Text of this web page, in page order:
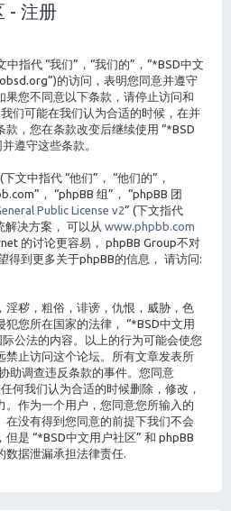
- 注册
中指代 “我们”，“我们的”，“*BSD中文
的访问，表明您同意并遵守
果您不同意以下条款，请停止访问和
们可能在我们认为合适的时候，在并
，您在条款改变后继续使用 “*BSD
遵守这些条款。
文中指代 “他们”， “他们的”，
， “phpBB 组”， “phpBB 团
Public License v2” (下文指代
解决方案， 可以从 www.phpbb.com
的讨论更容易， phpBB Group不对
得到更多关于phpBB的信息， 请访问:
淫秽，粗俗，诽谤，仇恨，威胁，色
您所在国家的法律， “*BSD中文用
公法的内容。以上的行为可能会使您
禁止访问这个论坛。所有文章发表所
助调查违反条款的事件。您同意
何我们认为合适的时候删除，修改，
。作为一个用户，您同意您所输入的
在没有得到您同意的前提下我们不会
是 “*BSD中文用户社区” 和 phpBB
数据泄漏承担法律责任.